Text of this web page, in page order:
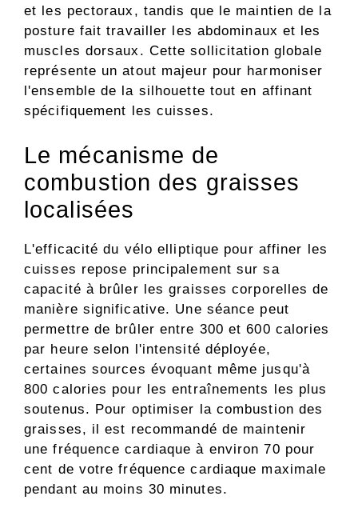
et les pectoraux, tandis que le maintien de la
posture fait travailler les abdominaux et les
muscles dorsaux. Cette sollicitation globale
représente un atout majeur pour harmoniser
l'ensemble de la silhouette tout en affinant
spécifiquement les cuisses.
Le mécanisme de
combustion des graisses
localisées
L'efficacité du vélo elliptique pour affiner les
cuisses repose principalement sur sa
capacité à brûler les graisses corporelles de
manière significative. Une séance peut
permettre de brûler entre 300 et 600 calories
par heure selon l'intensité déployée,
certaines sources évoquant même jusqu'à
800 calories pour les entraînements les plus
soutenus. Pour optimiser la combustion des
graisses, il est recommandé de maintenir
une fréquence cardiaque à environ 70 pour
cent de votre fréquence cardiaque maximale
pendant au moins 30 minutes.